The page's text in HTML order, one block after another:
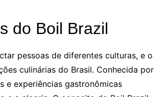
do Boil Brazil
pessoas de diferentes culturas, e o
culinárias do Brasil. Conhecida por
e experiências gastronômicas